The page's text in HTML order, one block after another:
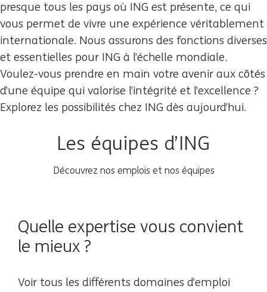
presque tous les pays où ING est présente, ce qui
vous permet de vivre une expérience véritablement
internationale. Nous assurons des fonctions diverses
et essentielles pour ING à l’échelle mondiale.
Voulez-vous prendre en main votre avenir aux côtés
d’une équipe qui valorise l’intégrité et l’excellence ?
Explorez les possibilités chez ING dès aujourd’hui.
Les équipes d’ING
Découvrez nos emplois et nos équipes
Quelle expertise vous convient
le mieux ?
Voir tous les différents domaines d’emploi